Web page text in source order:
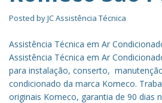
Posted byJC Assistência Técnica
Assistência Técnica em Ar
Assistência Técnica em Ar
para instalação, conserto,
condicionado da marca Komeco.
originais Komeco, garantia de 90 dias